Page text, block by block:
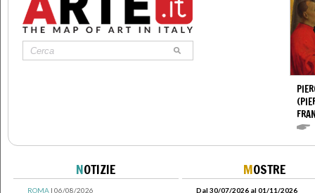
NOTIZIE
ROMA| 06/08/2026
MOSTRE
Dal 30/07/2026 al 01/11/2026